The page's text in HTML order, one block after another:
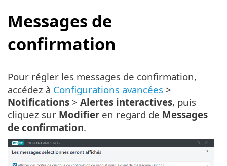
Messages de
confirmation
Pour régler les messages de confirmation,
accédez à Configurations avancées >
Notifications > Alertes interactives, puis
cliquez sur Modifier en regard de Messages
de confirmation.